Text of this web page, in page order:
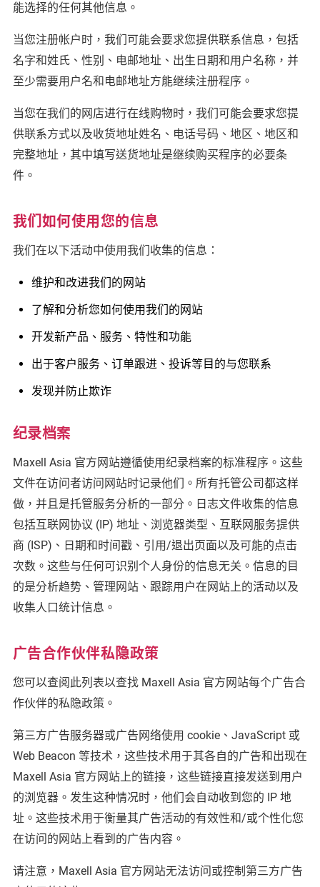
能选择的任何其他信息。
当您注册帐户时，我们可能会要求您提供联系信息，包括
名字和姓氏、性别、电邮地址、出生日期和用户名称，并
至少需要用户名和电邮地址方能继续注册程序。
当您在我们的网店进行在线购物时，我们可能会要求您提
供联系方式以及收货地址姓名、电话号码、地区、地区和
完整地址，其中填写送货地址是继续购买程序的必要条
件。
我们如何使用您的信息
我们在以下活动中使用我们收集的信息：
维护和改进我们的网站
了解和分析您如何使用我们的网站
开发新产品、服务、特性和功能
出于客户服务、订单跟进、投诉等目的与您联系
发现并防止欺诈
纪录档案
Maxell Asia 官方网站遵循使用纪录档案的标准程序。这些
文件在访问者访问网站时记录他们。所有托管公司都这样
做，并且是托管服务分析的一部分。日志文件收集的信息
包括互联网协议 (IP) 地址、浏览器类型、互联网服务提供
商 (ISP)、日期和时间戳、引用/退出页面以及可能的点击
次数。这些与任何可识别个人身份的信息无关。信息的目
的是分析趋势、管理网站、跟踪用户在网站上的活动以及
收集人口统计信息。
广告合作伙伴私隐政策
您可以查阅此列表以查找 Maxell Asia 官方网站每个广告合
作伙伴的私隐政策。
第三方广告服务器或广告网络使用 cookie、JavaScript 或
Web Beacon 等技术，这些技术用于其各自的广告和出现在
Maxell Asia 官方网站上的链接，这些链接直接发送到用户
的浏览器。发生这种情况时，他们会自动收到您的 IP 地
址。这些技术用于衡量其广告活动的有效性和/或个性化您
在访问的网站上看到的广告内容。
请注意，Maxell Asia 官方网站无法访问或控制第三方广告